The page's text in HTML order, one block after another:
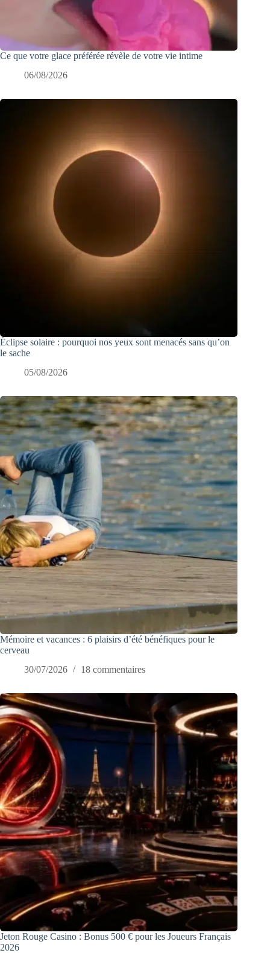
Ce que votre glace préférée révèle de votre vie intime
06/08/2026
Éclipse solaire : pourquoi nos yeux sont menacés sans qu’on
le sache
05/08/2026
Mémoire et vacances : 6 plaisirs d’été bénéfiques pour le
cerveau
30/07/2026
18 commentaires
Jeton Rouge Casino : Bonus 500 € pour les Joueurs Français
2026